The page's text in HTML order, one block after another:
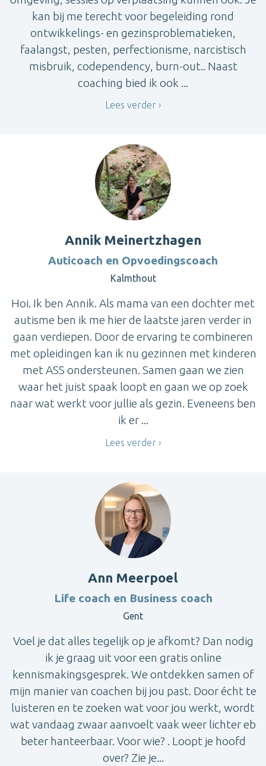
kan bij me terecht voor begeleiding rond
ontwikkelings- en gezinsproblematieken,
faalangst, pesten, perfectionisme, narcistisch
misbruik, codependency, burn-out.. Naast
coaching bied ik ook ...
Lees verder
Annik Meinertzhagen
Auticoach en Opvoedingscoach
Kalmthout
Hoi. Ik ben Annik. Als mama van een dochter met
autisme ben ik me hier de laatste jaren verder in
gaan verdiepen. Door de ervaring te combineren
met opleidingen kan ik nu gezinnen met kinderen
met ASS ondersteunen. Samen gaan we zien
waar het juist spaak loopt en gaan we op zoek
naar wat werkt voor jullie als gezin. Eveneens ben
ik er ...
Lees verder
Ann Meerpoel
Life coach en Business coach
Gent
Voel je dat alles tegelijk op je afkomt? Dan nodig
ik je graag uit voor een gratis online
kennismakingsgesprek. We ontdekken samen of
mijn manier van coachen bij jou past. Door écht te
luisteren en te zoeken wat voor jou werkt, wordt
wat vandaag zwaar aanvoelt vaak weer lichter eb
beter hanteerbaar. Voor wie? . Loopt je hoofd
over? Zie je...